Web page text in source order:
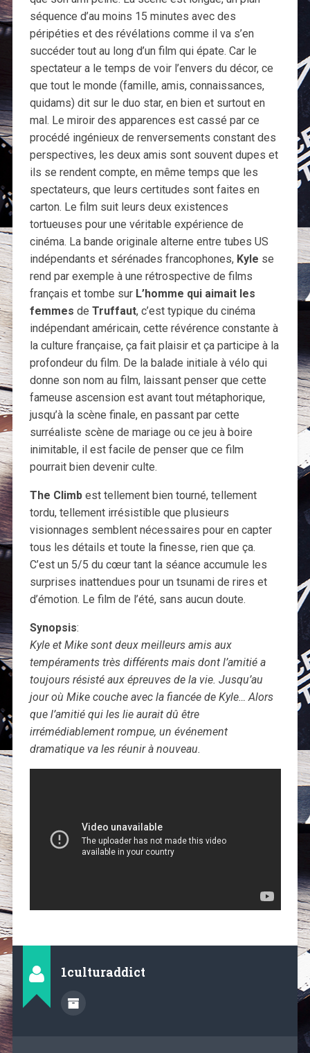
séquence d’au moins 15 minutes avec des
péripéties et des révélations comme il va s’en
succéder tout au long d’un film qui épate. Car le
spectateur a le temps de voir l’envers du décor, ce
que tout le monde (famille, amis, connaissances,
quidams) dit sur le duo star, en bien et surtout en
mal. Le miroir des apparences est cassé par ce
procédé ingénieux de renversements constant des
perspectives, les deux amis sont souvent dupes et
ils se rendent compte, en même temps que les
spectateurs, que leurs certitudes sont faites en
carton. Le film suit leurs deux existences
tortueuses pour une véritable expérience de
cinéma. La bande originale alterne entre tubes US
indépendants et sérénades francophones, Kyle se
rend par exemple à une rétrospective de films
français et tombe sur L’homme qui aimait les
femmes de Truffaut, c’est typique du cinéma
indépendant américain, cette révérence constante à
la culture française, ça fait plaisir et ça participe à la
profondeur du film. De la balade initiale à vélo qui
donne son nom au film, laissant penser que cette
fameuse ascension est avant tout métaphorique,
jusqu’à la scène finale, en passant par cette
surréaliste scène de mariage ou ce jeu à boire
inimitable, il est facile de penser que ce film
pourrait bien devenir culte.
The Climbest tellement bien tourné, tellement
tordu, tellement irrésistible que plusieurs
visionnages semblent nécessaires pour en capter
tous les détails et toute la finesse, rien que ça.
C’est un 5/5 du cœur tant la séance accumule les
surprises inattendues pour un tsunami de rires et
d’émotion. Le film de l’été, sans aucun doute.
Synopsis:
Kyle et Mike sont deux meilleurs amis aux
tempéraments très différents mais dont l’amitié a
toujours résisté aux épreuves de la vie. Jusqu’au
jour où Mike couche avec la fiancée de Kyle… Alors
que l’amitié qui les lie aurait dû être
irrémédiablement rompue, un événement
dramatique va les réunir à nouveau.
1culturaddict